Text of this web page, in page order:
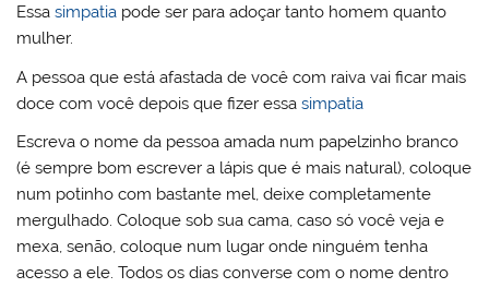
Essasimpatia pode ser para adoçar tanto homem quanto
mulher.
A pessoa que está afastada de você com raiva vai ficar mais
doce com você depois que fizer essasimpatia
Escreva o nome da pessoa amada num papelzinho branco
(é sempre bom escrever a lápis que é mais natural), coloque
num potinho com bastante mel, deixe completamente
mergulhado. Coloque sob sua cama, caso só você veja e
mexa, senão, coloque num lugar onde ninguém tenha
acesso a ele. Todos os dias converse com o nome dentro